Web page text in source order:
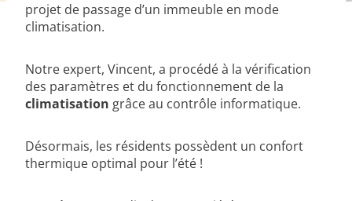
projet de passage d’un immeuble en mode
climatisation.
Notre expert, Vincent, a procédé à la vérification
des paramètres et du fonctionnement de la
climatisation grâce au contrôle informatique.
Désormais, les résidents possèdent un confort
thermique optimal pour l’été !